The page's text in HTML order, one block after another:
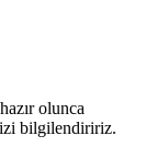
olunca
bilgilendiririz.